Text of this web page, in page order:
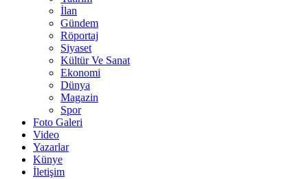
İlan
Gündem
Röportaj
Siyaset
Kültür Ve Sanat
Ekonomi
Dünya
Magazin
Spor
Foto Galeri
Video
Yazarlar
Künye
İletişim